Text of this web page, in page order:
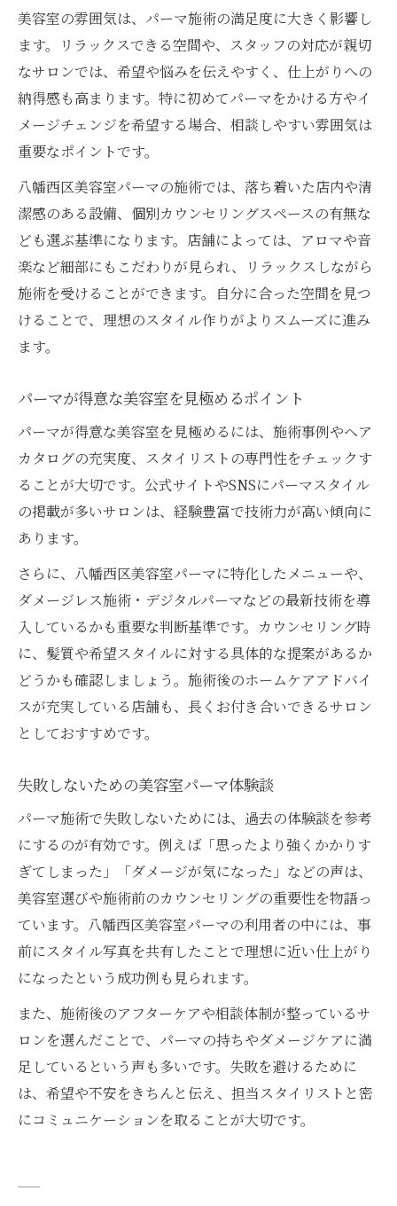
美容室の雰囲気は、パーマ施術の満足度に大きく影響し
ます。リラックスできる空間や、スタッフの対応が親切
なサロンでは、希望や悩みを伝えやすく、仕上がりへの
納得感も高まります。特に初めてパーマをかける方やイ
メージチェンジを希望する場合、相談しやすい雰囲気は
重要なポイントです。
八幡西区美容室パーマの施術では、落ち着いた店内や清
潔感のある設備、個別カウンセリングスペースの有無な
ども選ぶ基準になります。店舗によっては、アロマや音
楽など細部にもこだわりが見られ、リラックスしながら
施術を受けることができます。自分に合った空間を見つ
けることで、理想のスタイル作りがよりスムーズに進み
ます。
パーマが得意な美容室を見極めるポイント
パーマが得意な美容室を見極めるには、施術事例やヘア
カタログの充実度、スタイリストの専門性をチェックす
ることが大切です。公式サイトやSNSにパーマスタイル
の掲載が多いサロンは、経験豊富で技術力が高い傾向に
あります。
さらに、八幡西区美容室パーマに特化したメニューや、
ダメージレス施術・デジタルパーマなどの最新技術を導
入しているかも重要な判断基準です。カウンセリング時
に、髪質や希望スタイルに対する具体的な提案があるか
どうかも確認しましょう。施術後のホームケアアドバイ
スが充実している店舗も、長くお付き合いできるサロン
としておすすめです。
失敗しないための美容室パーマ体験談
パーマ施術で失敗しないためには、過去の体験談を参考
にするのが有効です。例えば「思ったより強くかかりす
ぎてしまった」「ダメージが気になった」などの声は、
美容室選びや施術前のカウンセリングの重要性を物語っ
ています。八幡西区美容室パーマの利用者の中には、事
前にスタイル写真を共有したことで理想に近い仕上がり
になったという成功例も見られます。
また、施術後のアフターケアや相談体制が整っているサ
ロンを選んだことで、パーマの持ちやダメージケアに満
足しているという声も多いです。失敗を避けるために
は、希望や不安をきちんと伝え、担当スタイリストと密
にコミュニケーションを取ることが大切です。